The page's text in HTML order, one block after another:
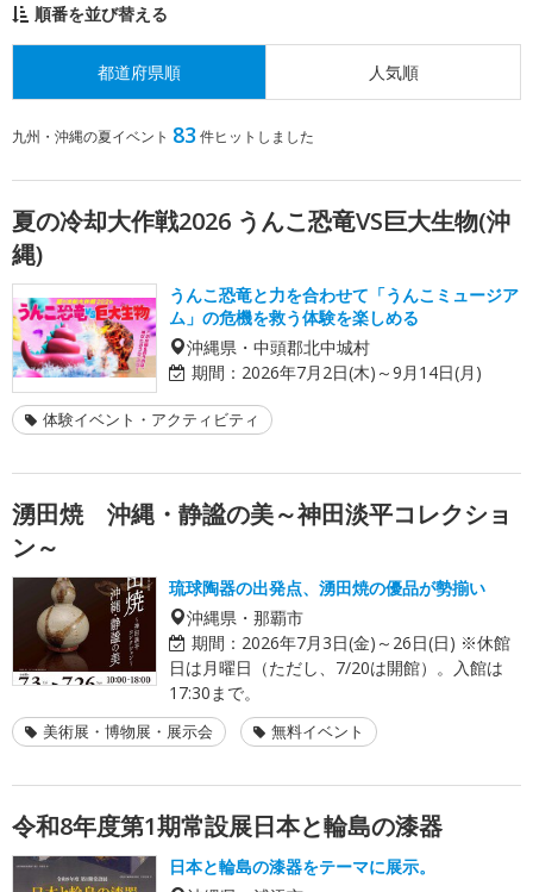
順番を並び替える
都道府県順 人気順
九州・沖縄の夏イベント 83 件ヒットしました
夏の冷却大作戦2026 うんこ恐竜VS巨大生物(沖
縄)
うんこ恐竜と力を合わせて「うんこミュージア
ム」の危機を救う体験を楽しめる
沖縄県・中頭郡北中城村
期間： 2026年7月2日(木)～9月14日(月)
体験イベント・アクティビティ
湧田焼 沖縄・静謐の美～神田淡平コレクショ
ン～
琉球陶器の出発点、湧田焼の優品が勢揃い
沖縄県・那覇市
期間： 2026年7月3日(金)～26日(日) ※休館
日は月曜日（ただし、7/20は開館）。入館は
17:30まで。
美術展・博物展・展示会 無料イベント
令和8年度第1期常設展日本と輪島の漆器
日本と輪島の漆器をテーマに展示。